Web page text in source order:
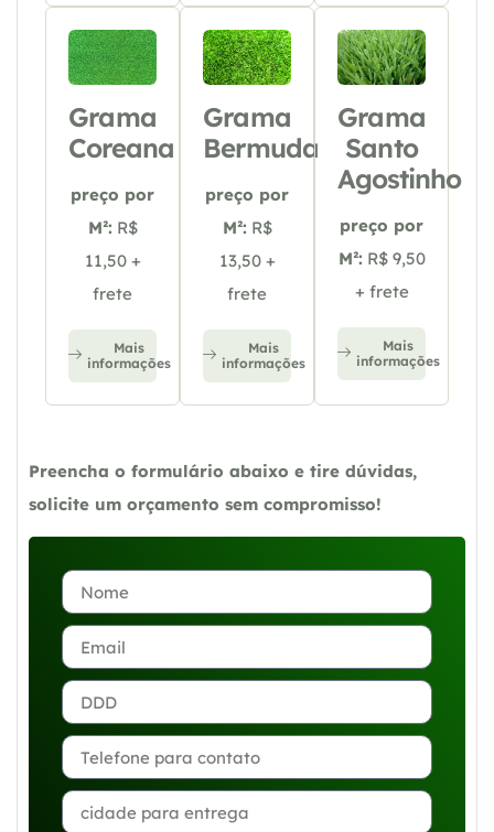
Grama
Coreana
preço por
M²: R$
11,50 +
frete
Mais
informações
Grama
Bermuda
preço por
M²: R$
13,50 +
frete
Mais
informações
Grama
Santo
Agostinho
preço por
M²: R$ 9,50
+ frete
Mais
informações
Preencha o formulário abaixo e tire dúvidas,
solicite um orçamento sem compromisso!